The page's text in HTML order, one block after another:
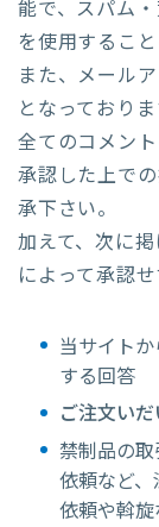
能で、スパム
を使用するこ
また、メール
となっておりま
全てのコメン
承認した上で
承下さい。
加えて、次に
によって承認
当サイト
する回答
ご注文い
禁制品の
依頼など
依頼や斡旋